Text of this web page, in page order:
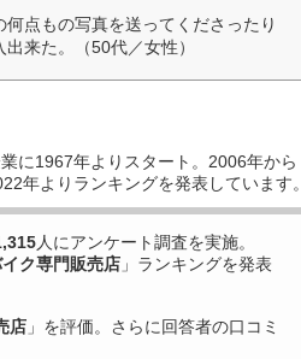
点もの写真を送ってくださったり
来た。（50代／女性）
に1967年よりスタート。2006年から
年よりランキングを発表しています。
人にアンケート調査を実施。
ク専門販売店 」ランキングを発表
店 」を評価。さらに回答者の口コミ